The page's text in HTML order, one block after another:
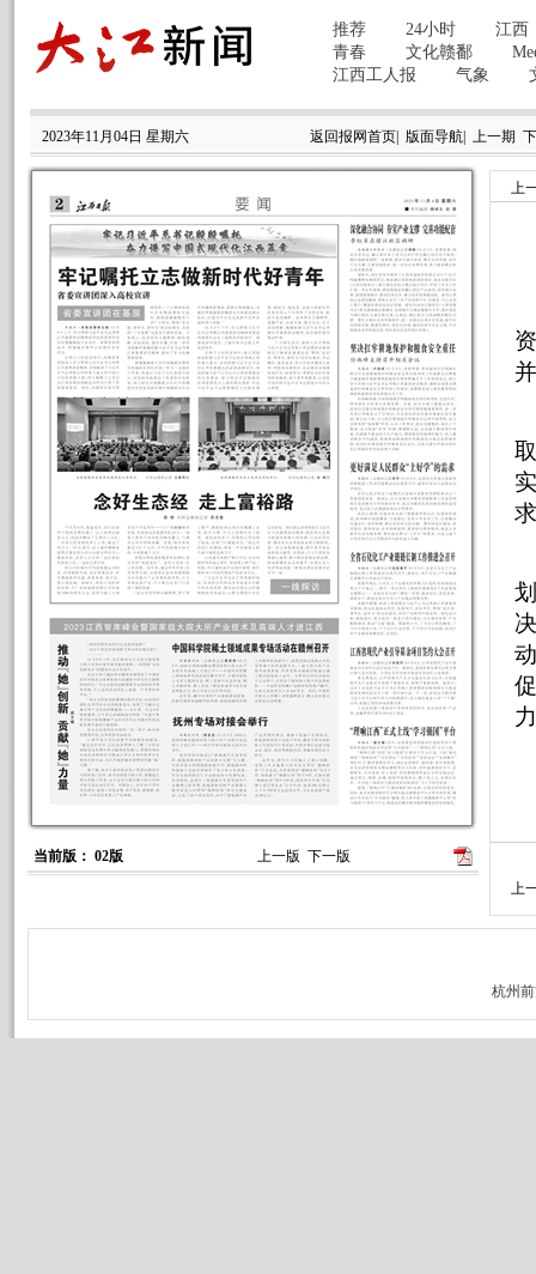
2023年11月04日 星期六 返回报网首页| 版面导航| 上一期
当前版： 02版 上一版 下一版
上
上